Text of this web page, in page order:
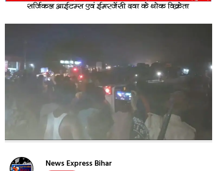
News Express Bihar